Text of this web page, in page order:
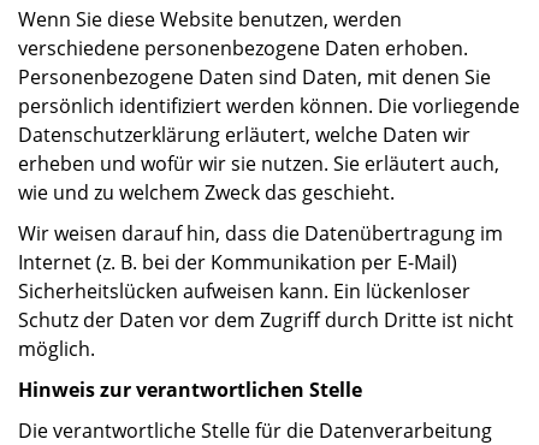
Wenn Sie diese Website benutzen, werden
verschiedene personenbezogene Daten erhoben.
Personenbezogene Daten sind Daten, mit denen Sie
persönlich identifiziert werden können. Die vorliegende
Datenschutzerklärung erläutert, welche Daten wir
erheben und wofür wir sie nutzen. Sie erläutert auch,
wie und zu welchem Zweck das geschieht.
Wir weisen darauf hin, dass die Datenübertragung im
Internet (z. B. bei der Kommunikation per E-Mail)
Sicherheitslücken aufweisen kann. Ein lückenloser
Schutz der Daten vor dem Zugriff durch Dritte ist nicht
möglich.
Hinweis zur verantwortlichen Stelle
Die verantwortliche Stelle für die Datenverarbeitung